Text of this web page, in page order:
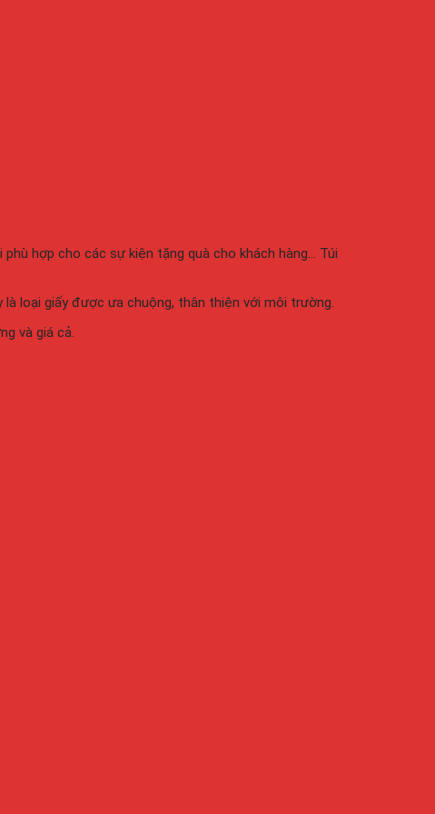
hợp cho các sự kiện tặng quà cho khách hàng… Túi
loại giấy được ưa chuộng, thân thiện với môi trường.
và giá cả.